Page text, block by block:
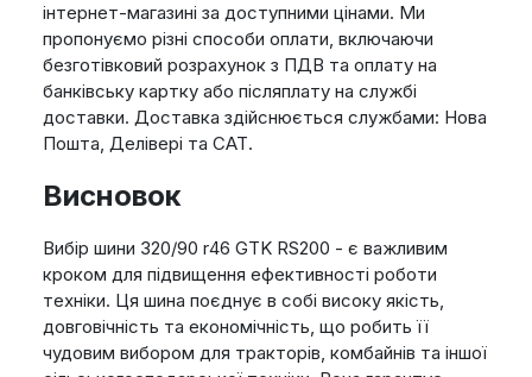
інтернет-магазині за доступними цінами. Ми
пропонуємо різні способи оплати, включаючи
безготівковий розрахунок з ПДВ та оплату на
банківську картку або післяплату на службі
доставки. Доставка здійснюється службами: Нова
Пошта, Делівері та САТ.
Висновок
Вибір шини 320/90 r46 GTK RS200 - є важливим
кроком для підвищення ефективності роботи
техніки. Ця шина поєднує в собі високу якість,
довговічність та економічність, що робить її
чудовим вибором для тракторів, комбайнів та іншої